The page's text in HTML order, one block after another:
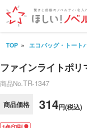
TOP エコバッグ・トート
ファインライトポ
商品No.TR-1347
商品価格 314円(税込)